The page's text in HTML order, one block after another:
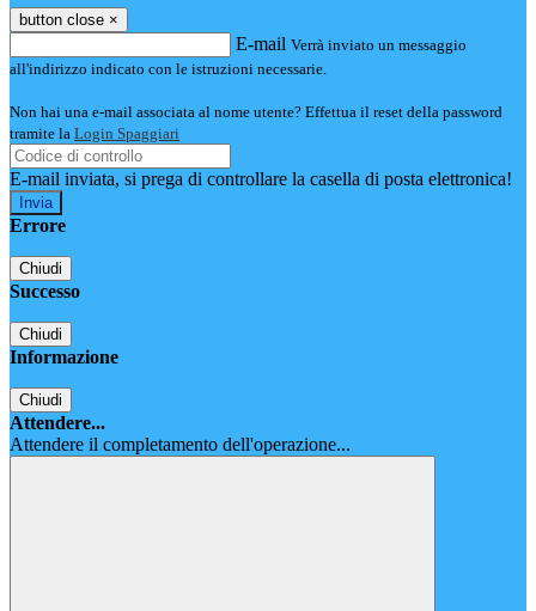
button close ×
E-mail Verrà inviato un messaggio
all'indirizzo indicato con le istruzioni necessarie.
Non hai una e-mail associata al nome utente? Effettua il reset della password
tramite la Login Spaggiari
E-mail inviata, si prega di controllare la casella di posta elettronica!
Errore
Chiudi
Successo
Chiudi
Informazione
Chiudi
Attendere...
Attendere il completamento dell'operazione...